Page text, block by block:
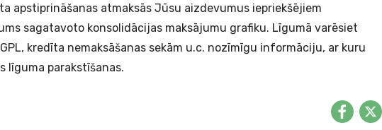
apstiprināšanas atmaksās Jūsu aizdevumus iepriekšējiem
sagatavoto konsolidācijas maksājumu grafiku. Līgumā varēsiet
kredīta nemaksāšanas sekām u.c. nozīmīgu informāciju, ar kuru
līguma parakstīšanas.